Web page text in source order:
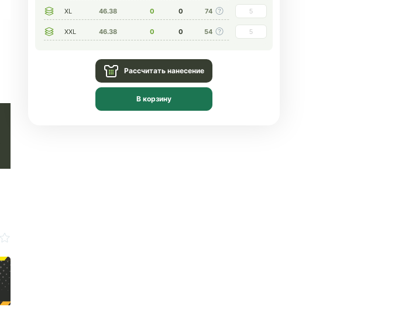
XL 46.38 0 0 74
XXL 46.38 0 0 54
Рассчитать нанесение
В корзину